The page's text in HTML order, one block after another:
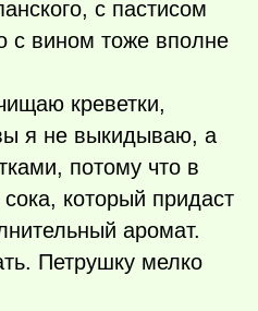
с пастисом
с вином тоже вполне
креветки,
я не выкидываю, а
потому что в
который придаст
аромат.
Петрушку мелко